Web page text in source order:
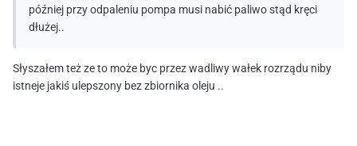
później przy odpaleniu pompa musi nabić paliwo stąd kręci
dłużej..
Słyszałem też ze to może byc przez wadliwy wałek rozrządu niby
istneje jakiś ulepszony bez zbiornika oleju ..